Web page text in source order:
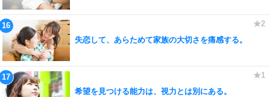
失恋して、あらためて家族の大切さを痛感する。
希望を見つける能力は、視力とは別にある。